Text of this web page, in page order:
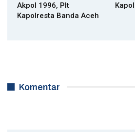
Akpol 1996, Plt
Kapolresta Banda Aceh
Komentar